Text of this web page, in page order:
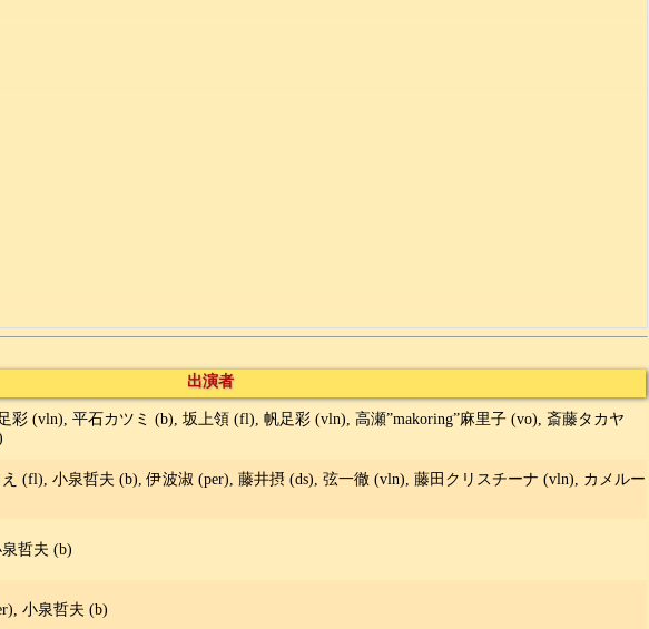
出演者
彩 (vln), 平石カツミ (b), 坂上領 (fl), 帆足彩 (vln), 高瀬”makoring”麻里子 (vo), 斎藤タカヤ
(fl), 小泉哲夫 (b), 伊波淑 (per), 藤井摂 (ds), 弦一徹 (vln), 藤田クリスチーナ (vln), カメルー
哲夫 (b)
小泉哲夫 (b)